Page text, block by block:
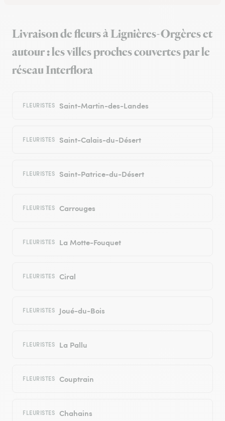
Livraison de fleurs à Lignières-Orgères et
autour : les villes proches couvertes par le
réseau Interflora
FLEURISTES Saint-Martin-des-Landes
FLEURISTES Saint-Calais-du-Désert
FLEURISTES Saint-Patrice-du-Désert
FLEURISTES Carrouges
FLEURISTES La Motte-Fouquet
FLEURISTES Ciral
FLEURISTES Joué-du-Bois
FLEURISTES La Pallu
FLEURISTES Couptrain
FLEURISTES Chahains